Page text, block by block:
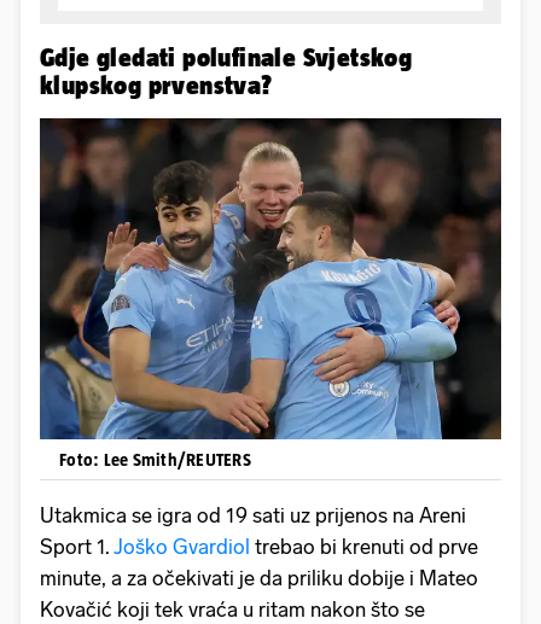
Gdje gledati polufinale Svjetskog
klupskog prvenstva?
Foto: Lee Smith/REUTERS
Utakmica se igra od 19 sati uz prijenos na Areni
Sport 1. Joško Gvardiol trebao bi krenuti od prve
minute, a za očekivati je da priliku dobije i Mateo
Kovačić koji tek vraća u ritam nakon što se